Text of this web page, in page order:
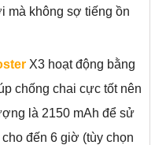
mà không sợ tiếng ồn
X3 hoạt động bằng
chống chai cực tốt nên
là 2150 mAh để sử
đến 6 giờ (tùy chọn